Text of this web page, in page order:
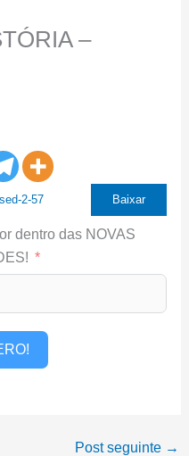
–
2-57 Baixar
dentro das NOVAS
Post seguinte →